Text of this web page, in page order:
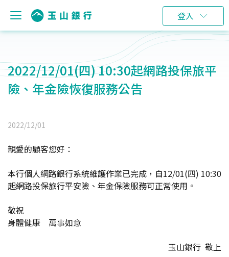
登入
2022/12/01(四) 10:30起網路投保旅平
險、年金險恢復服務公告
2022/12/01
親愛的顧客您好：
本行個人網路銀行系統維護作業已完成，自12/01(四) 10:30
起網路投保旅行平安險、年金保險服務可正常使用。
敬祝
身體健康 萬事如意
玉山銀行 敬上